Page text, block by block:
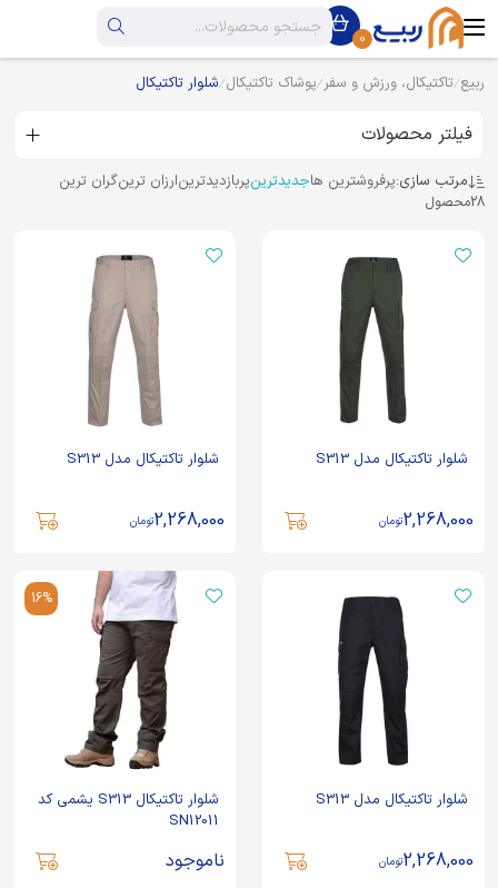
0
ربیع تاکتیکال، ورزش و سفر پوشاک تاکتیکال شلوار تاکتیکال
فیلتر محصولات
مرتب سازی:پرفروشترین هاجدیدترینپربازدیدترینارزان ترینگران ترین
28محصول
شلوار تاکتیکال مدل S313
2,268,000تومان
شلوار تاکتیکال مدل S313
2,268,000تومان
شلوار تاکتیکال مدل S313
2,268,000تومان
16%
شلوار تاکتیکال S313 یشمی کد
SN12011
ناموجود